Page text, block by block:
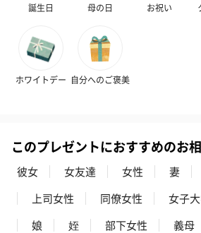
かき氷入浴剤4点セット
（ブルー）（748円）
ハンドタオル・ハンカチ
ハンドタオル・ハンカチを同梱してお届け
誕生日 母の日 お祝い
ホワイトデー 自分へのご褒美
このプレゼントにおすすめのお
彼女 女友達 女性 妻
上司女性
同僚女性 女子
娘
姪 部下女性 義母